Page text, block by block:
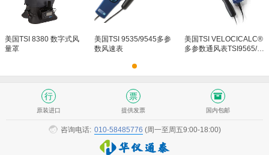
美国TSI 8380 数字式风
量罩
美国TSI 9535/9545多参
数风速表
美国TSI VELOCICALC®
多参数通风表TSI9565/9
原装进口 提供发票 国内包邮
咨询电话: 010-58485776 (周一至周五9:00-18:00)